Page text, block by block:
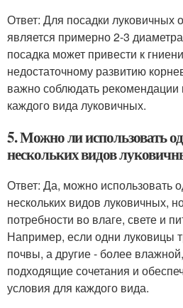
Ответ: Для посадки луковичных
является примерно 2-3
посадка может привести к
недостаточному развитию
важно соблюдать рекомендации
каждого вида луковичных.
5. Можно ли использовать
нескольких видов
Ответ: Да, можно использовать
нескольких видов луковичных,
потребности во влаге, свете и
Например, если одни луковицы
почвы, а другие - более
подходящие сочетания и
условия для каждого вида.